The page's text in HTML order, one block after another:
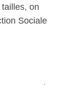
on
Sociale